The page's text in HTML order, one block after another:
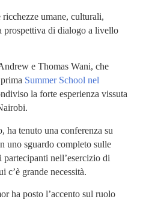
umane, culturali,
prospettiva di dialogo a livello
e Thomas Wani, che
Summer School nel
la forte esperienza vissuta
ha tenuto una conferenza su
uno sguardo completo sulle
nell’esercizio di
c’è grande necessità.
ha posto l’accento sul ruolo